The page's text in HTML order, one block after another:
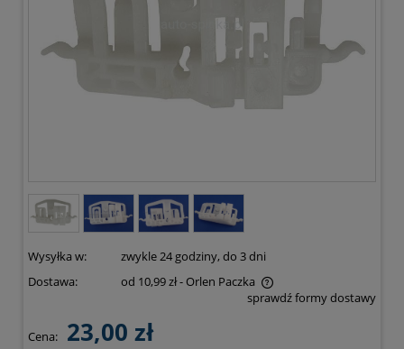
Wysyłka w:
zwykle 24 godziny, do 3 dni
Dostawa:
od 10,99 zł- Orlen Paczka
Cena nie zawiera ewentualnych kosztów płatnościsprawdź formy dostawy
Cena: 23,00 zł